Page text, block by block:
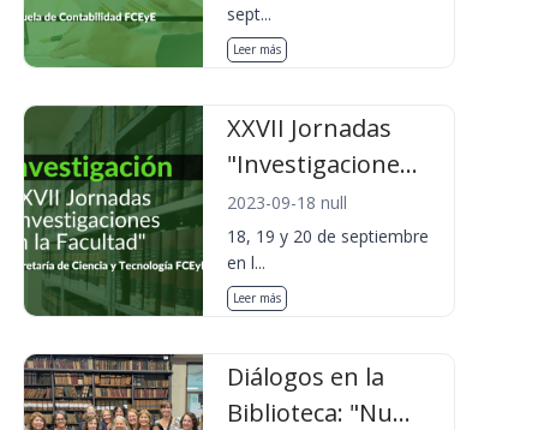
sept...
Leer más
XXVII Jornadas
"Investigacione...
2023-09-18 null
18, 19 y 20 de septiembre
en l...
Leer más
Diálogos en la
Biblioteca: "Nu...